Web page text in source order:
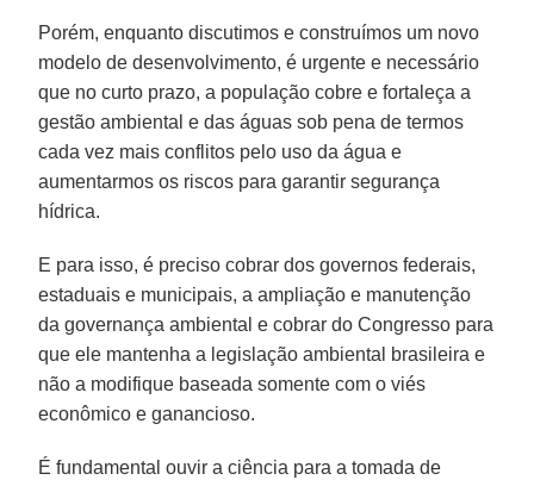
Porém, enquanto discutimos e construímos um novo
modelo de desenvolvimento, é urgente e necessário
que no curto prazo, a população cobre e fortaleça a
gestão ambiental e das águas sob pena de termos
cada vez mais conflitos pelo uso da água e
aumentarmos os riscos para garantir segurança
hídrica.
E para isso, é preciso cobrar dos governos federais,
estaduais e municipais, a ampliação e manutenção
da governança ambiental e cobrar do Congresso para
que ele mantenha a legislação ambiental brasileira e
não a modifique baseada somente com o viés
econômico e ganancioso.
É fundamental ouvir a ciência para a tomada de